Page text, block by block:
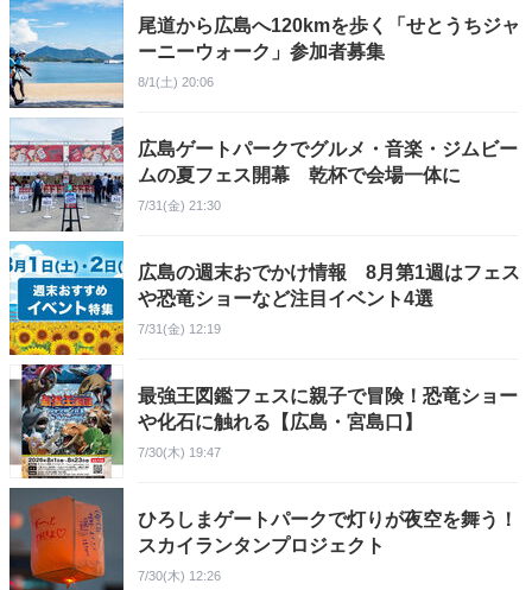
尾道から広島へ120kmを歩く「せとうちジャ
ーニーウォーク」参加者募集
8/1(土) 20:06
広島ゲートパークでグルメ・音楽・ジムビー
ムの夏フェス開幕 乾杯で会場一体に
7/31(金) 21:30
広島の週末おでかけ情報 8月第1週はフェス
や恐竜ショーなど注目イベント4選
7/31(金) 12:19
最強王図鑑フェスに親子で冒険！恐竜ショー
や化石に触れる【広島・宮島口】
7/30(木) 19:47
ひろしまゲートパークで灯りが夜空を舞う！
スカイランタンプロジェクト
7/30(木) 12:26